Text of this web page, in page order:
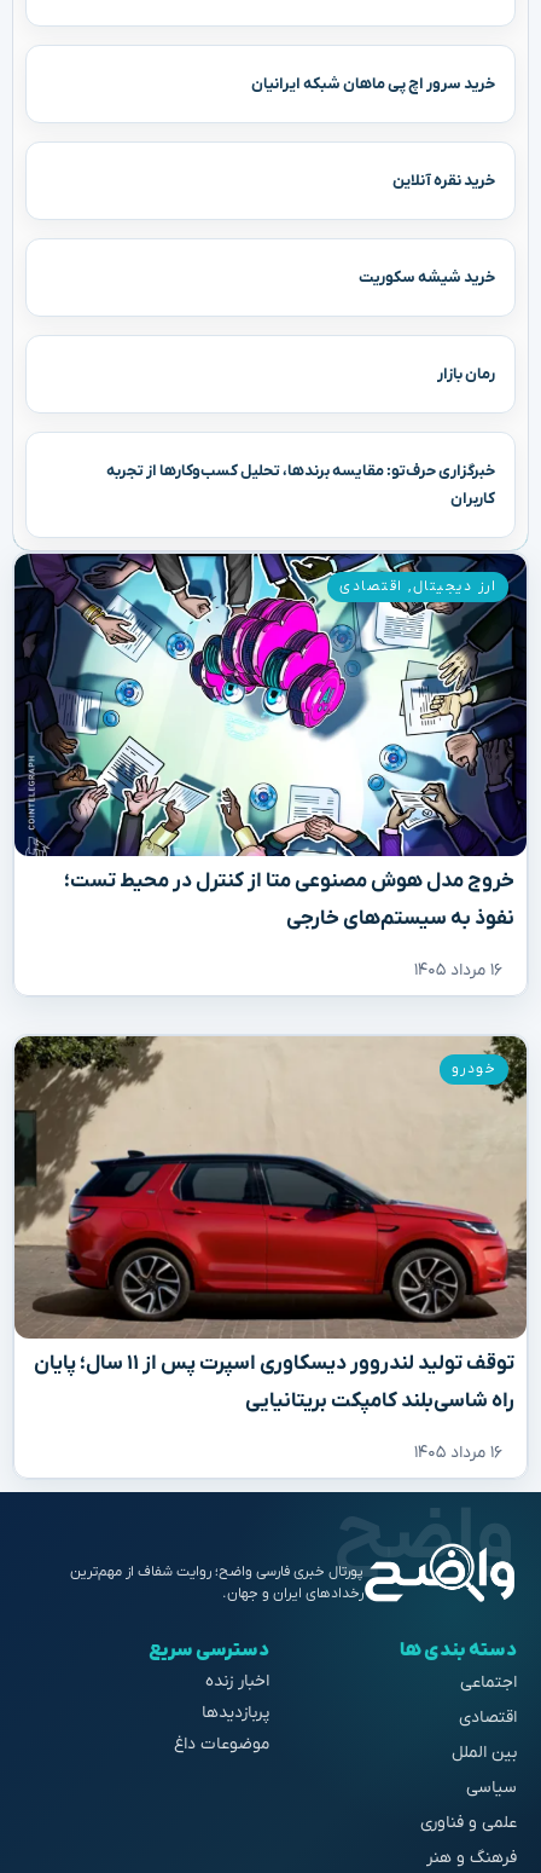
خرید سرور اچ پی ماهان شبکه ایرانیان
خرید نقره آنلاین
خرید شیشه سکوریت
رمان بازار
خبرگزاری حرف‌تو: مقایسه برندها، تحلیل کسب‌وکارها از تجربه
کاربران
خروج مدل هوش مصنوعی متا از کنترل در محیط تست؛
نفوذ به سیستم‌های خارجی
۱۶ مرداد ۱۴۰۵
ارز دیجیتال, اقتصادی
توقف تولید لندروور دیسکاوری اسپرت پس از ۱۱ سال؛ پایان
راه شاسی‌بلند کامپکت بریتانیایی
۱۶ مرداد ۱۴۰۵
خودرو
پورتال خبری فارسی واضح؛ روایت شفاف از مهم‌ترین
رخدادهای ایران و جهان.
دسته بندی ها
اجتماعی
اقتصادی
بین الملل
سیاسی
علمی و فناوری
فرهنگ و هنر
دسترسی سریع
اخبار زنده
پربازدیدها
موضوعات داغ